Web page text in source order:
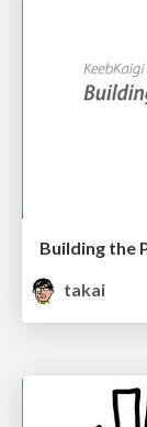
Building the
takai